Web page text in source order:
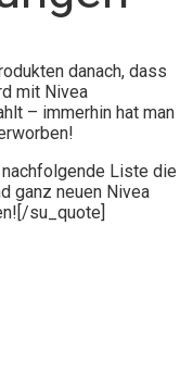
danach, dass
mit Nivea
– immerhin hat man
Liste die
ganz neuen Nivea
su_quote]